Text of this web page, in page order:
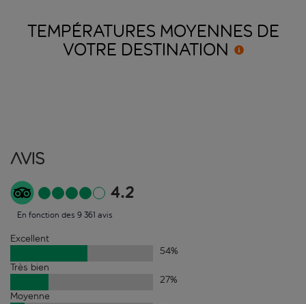
TEMPÉRATURES MOYENNES DE
VOTRE DESTINATION
Avis
4.2
En fonction des 9 361 avis
Excellent
54%
Très bien
27%
Moyenne